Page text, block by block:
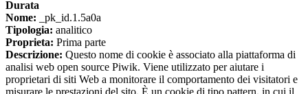
Durata
Nome: _pk_id.1.5a0a
Tipologia: analitico
Proprieta: Prima parte
Descrizione: Questo nome di cookie è associato alla piattaforma di
analisi web open source Piwik. Viene utilizzato per aiutare i
proprietari di siti Web a monitorare il comportamento dei visitatori e
misurare le prestazioni del sito. È un cookie di tipo pattern, in cui il